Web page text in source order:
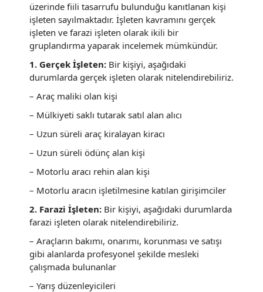
üzerinde fiili tasarrufu bulunduğu kanıtlanan kişi
işleten sayılmaktadır. İşleten kavramını gerçek
işleten ve farazi işleten olarak ikili bir
gruplandırma yaparak incelemek mümkündür.
1. Gerçek İşleten: Bir kişiyi, aşağıdaki
durumlarda gerçek işleten olarak nitelendirebiliriz.
– Araç maliki olan kişi
– Mülkiyeti saklı tutarak satıl alan alıcı
– Uzun süreli araç kiralayan kiracı
– Uzun süreli ödünç alan kişi
– Motorlu aracı rehin alan kişi
– Motorlu aracın işletilmesine katılan girişimciler
2. Farazi İşleten: Bir kişiyi, aşağıdaki durumlarda
farazi işleten olarak nitelendirebiliriz.
– Araçların bakımı, onarımı, korunması ve satışı
gibi alanlarda profesyonel şekilde mesleki
çalışmada bulunanlar
– Yarış düzenleyicileri